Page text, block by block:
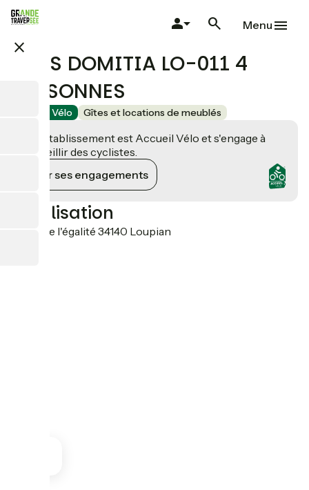
Aller
au
principal
close
Menu
CLOS DOMITIA LO-011 4
PERSONNES
Accueil Vélo Gîtes et locations de meublés
Cet établissement est Accueil Vélo et s'engage à
accueillir des cyclistes.
Voir ses engagements
Localisation
14 rue de l'égalité 34140 Loupian